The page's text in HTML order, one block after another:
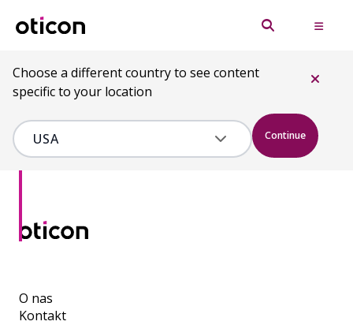
Choose a different country to see content
specific to your location
Continue
O nas
Kontakt